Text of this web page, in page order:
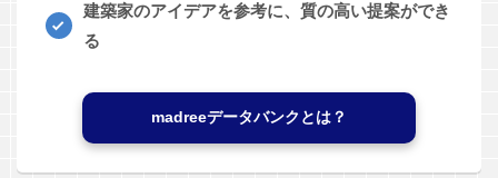
建築家のアイデアを参考に、質の高い提案ができ
る
madreeデータバンクとは？